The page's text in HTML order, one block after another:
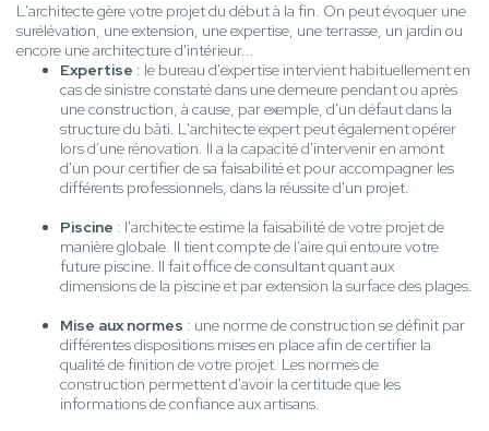
L'architecte gère votre projet du début à la fin. On peut évoquer une
surélévation, une extension, une expertise, une terrasse, un jardin ou
encore une architecture d'intérieur...
Expertise : le bureau d'expertise intervient habituellement en
cas de sinistre constaté dans une demeure pendant ou après
une construction, à cause, par exemple, d'un défaut dans la
structure du bâti. L'architecte expert peut également opérer
lors d'une rénovation. Il a la capacité d'intervenir en amont
d'un pour certifier de sa faisabilité et pour accompagner les
différents professionnels, dans la réussite d'un projet.
Piscine : l'architecte estime la faisabilité de votre projet de
manière globale. Il tient compte de l'aire qui entoure votre
future piscine. Il fait office de consultant quant aux
dimensions de la piscine et par extension la surface des plages.
Mise aux normes : une norme de construction se définit par
différentes dispositions mises en place afin de certifier la
qualité de finition de votre projet. Les normes de
construction permettent d'avoir la certitude que les
informations de confiance aux artisans.